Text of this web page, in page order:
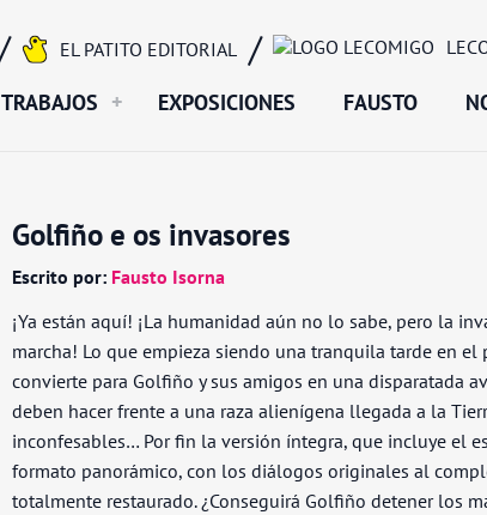
EL PATITO EDITORIAL
TRABAJOS EXPOSICIONES FAUSTO
Golfiño e os invasores
Escrito por: Fausto Isorna
¡Ya están aquí! ¡La humanidad aún no lo sabe, pero la
marcha! Lo que empieza siendo una tranquila tarde en el
convierte para Golfiño y sus amigos en una disparatada
deben hacer frente a una raza alienígena llegada a la
inconfesables… Por fin la versión íntegra, que incluye el
formato panorámico, con los diálogos originales al
totalmente restaurado. ¿Conseguirá Golfiño detener los